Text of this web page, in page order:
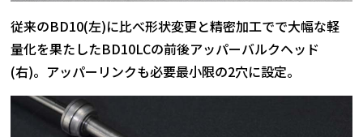
従来のBD10(左)に比べ形状変更と精密加工でで大幅な軽
量化を果たしたBD10LCの前後アッパーバルクヘッド
(右)。アッパーリンクも必要最小限の2穴に設定。